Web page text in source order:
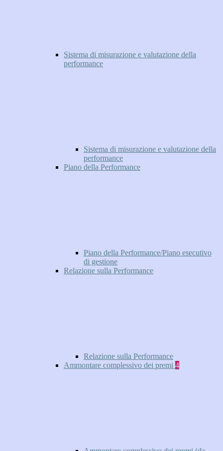
Sistema di misurazione e valutazione della
performance
Sistema di misurazione e valutazione della
performance
Piano della Performance
Piano della Performance/Piano esecutivo
di gestione
Relazione sulla Performance
Relazione sulla Performance
Ammontare complessivo dei premi 4